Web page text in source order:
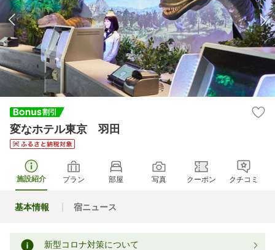
変なホテル東京 羽田
施設紹介 プラン 部屋 写真 クーポン クチコミ
基本情報 宿ニュース
新型コロナ対策について